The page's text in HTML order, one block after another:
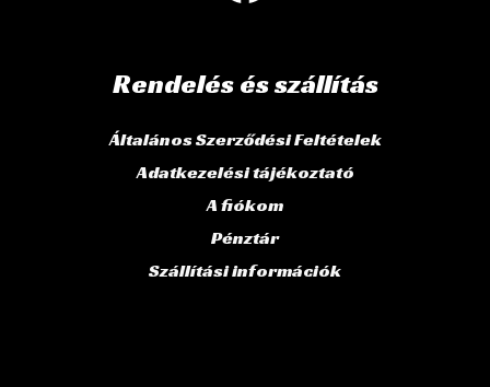
Rendelés és szállítás
Általános Szerződési Feltételek
Adatkezelési tájékoztató
A fiókom
Pénztár
Szállítási információk